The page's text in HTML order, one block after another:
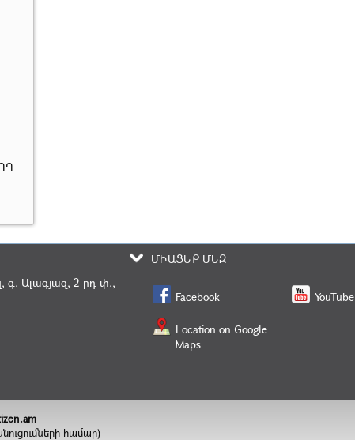
ՄԻԱՑԵՔ ՄԵԶ
Ալագյազ, 2-րդ փ.,
Facebook
Location on Google
Maps
YouTube
համար)